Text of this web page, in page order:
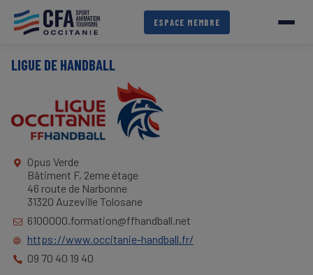
contenu
ESPACE MEMBRE
LIGUE DE HANDBALL
Opus Verde
Bâtiment F, 2eme étage
46 route de Narbonne
31320 Auzeville Tolosane
6100000.formation@ffhandball.net
https://www.occitanie-handball.fr/
09 70 40 19 40